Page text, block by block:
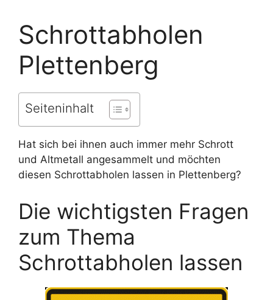
Schrottabholen
Plettenberg
Seiteninhalt
Hat sich bei ihnen auch immer mehr Schrott
und Altmetall angesammelt und möchten
diesen Schrottabholen lassen in Plettenberg?
Die wichtigsten Fragen
zum Thema
Schrottabholen lassen